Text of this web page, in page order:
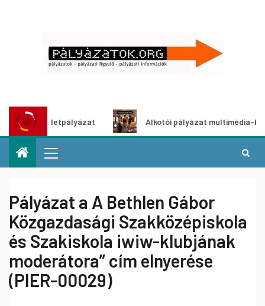
ötletpályázat Alkotói pályázat multimédia-
Pályázat a A Bethlen Gábor
Közgazdasági Szakközépiskola
és Szakiskola iwiw-klubjának
moderátora” cím elnyerése
(PIER-00029)